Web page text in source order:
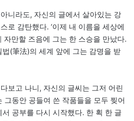
니라도, 자신의 글에서 살아있는 강
로 감탄했다. ‘이제 내 이름을 세상에
자만할 즈음에 그는 한 스승을 만났다.
(筆法)의 세계 앞에 그는 감명을 받
보고 나니, 자신의 글씨는 그저 어린
그동안 공들여 쓴 작품들을 모두 찢어
공부를 다시 시작했다. 한 획 한 글